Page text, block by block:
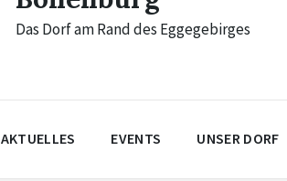
Das Dorf am Rand des Eggegebirges
AKTUELLES EVENTS UNSER DORF